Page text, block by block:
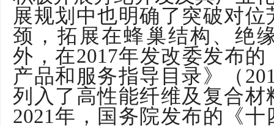
展规划中也明确了突破对位
颈，拓展在蜂巢结构、绝
外，在2017年发改委发布的
产品和服务指导目录》（
列入了高性能纤维及复合
2021年，国务院发布的《十